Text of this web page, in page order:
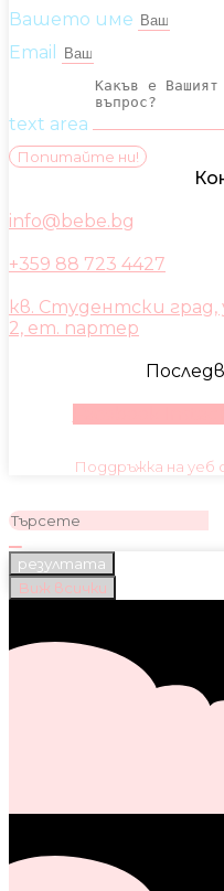
Вашето име
Email
text area
Попитайте ни!
info@bebe.bg
+359 88 723 4427
кв. Студентски град,
2, ет. партер
Поддръжка на уеб
резултата
Виж всички